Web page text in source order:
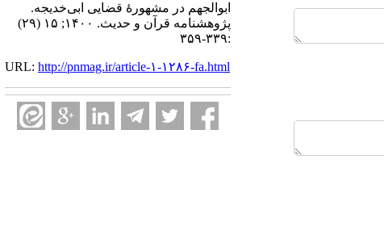
ابوالجهم در مشهورۀ قضایی ابی‌خدیجه.
پژوهشنامه قرآن و حدیث. ۱۴۰۰; ۱۵ (۲۹)
:۳۳۹-۳۵۹
URL: http://pnmag.ir/article-۱-۱۲۸۶-fa.html